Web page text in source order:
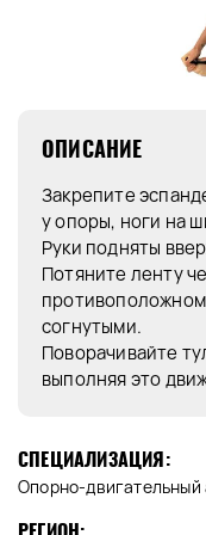
ОПИСАНИЕ
Закрепите
у опоры, ноги на
Руки подняты
Потяните ленту
согнутыми.
Поворачивайте
выполняя это
СПЕЦИАЛИЗАЦИЯ:
Опорно-двигательный